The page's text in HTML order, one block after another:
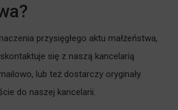
przysięgłego aktu małżeństwa,
się z naszą kancelarią
lub też dostarczy oryginały
do naszej kancelarii.